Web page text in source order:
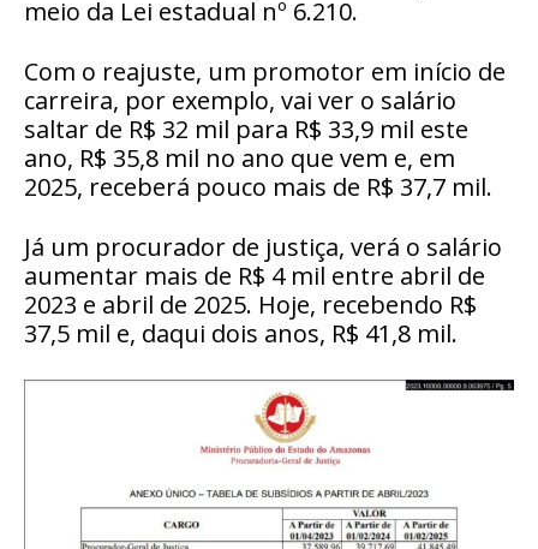
meio da Lei estadual nº 6.210.
Com o reajuste, um promotor em início de
carreira, por exemplo, vai ver o salário
saltar de R$ 32 mil para R$ 33,9 mil este
ano, R$ 35,8 mil no ano que vem e, em
2025, receberá pouco mais de R$ 37,7 mil.
Já um procurador de justiça, verá o salário
aumentar mais de R$ 4 mil entre abril de
2023 e abril de 2025. Hoje, recebendo R$
37,5 mil e, daqui dois anos, R$ 41,8 mil.